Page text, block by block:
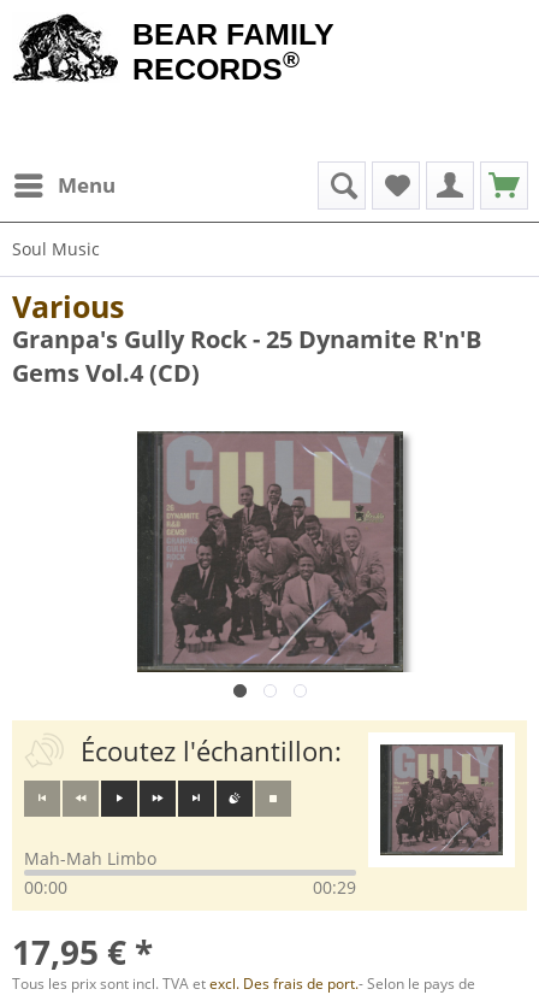
BEAR FAMILY
RECORDS®
Menu
Soul Music
Various
Granpa's Gully Rock - 25 Dynamite R'n'B
Gems Vol.4 (CD)
Écoutez l'échantillon:
Mah-Mah Limbo
00:00
00:29
17,95 € *
Tous les prix sont incl. TVA etexcl. Des frais de port.- Selon le pays de